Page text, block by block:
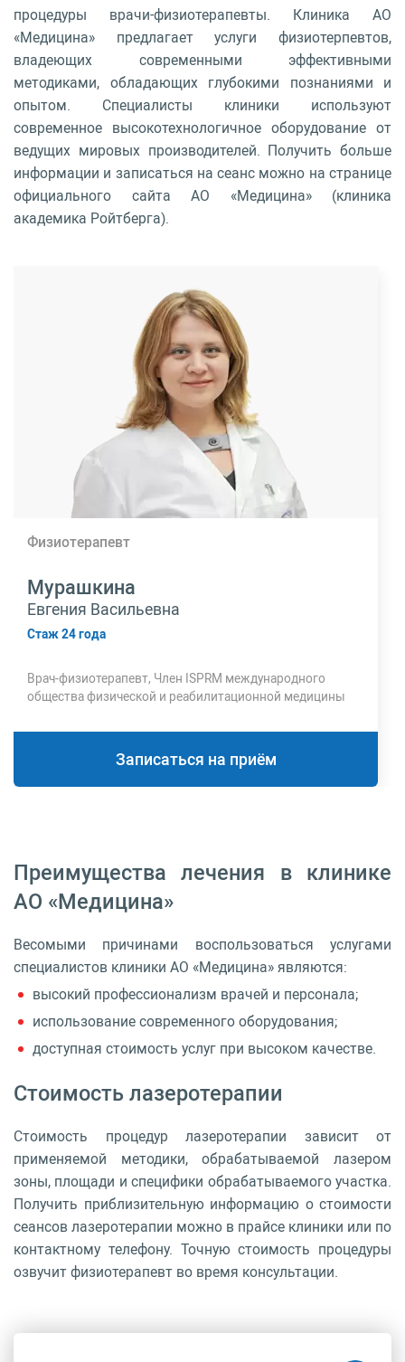
процедуры врачи-физиотерапевты. Клиника АО
«Медицина» предлагает услуги физиотерпевтов,
владеющих современными эффективными
методиками, обладающих глубокими познаниями и
опытом. Специалисты клиники используют
современное высокотехнологичное оборудование от
ведущих мировых производителей. Получить больше
информации и записаться на сеанс можно на странице
официального сайта АО «Медицина» (клиника
академика Ройтберга).
Физиотерапевт
Мурашкина
Евгения Васильевна
Стаж 24 года
Врач-физиотерапевт, Член ISPRM международного
общества физической и реабилитационной медицины
Записаться на приём
Преимущества лечения в клинике
АО «Медицина»
Весомыми причинами воспользоваться услугами
специалистов клиники АО «Медицина» являются:
высокий профессионализм врачей и персонала;
использование современного оборудования;
доступная стоимость услуг при высоком качестве.
Стоимость лазеротерапии
Стоимость процедур лазеротерапии зависит от
применяемой методики, обрабатываемой лазером
зоны, площади и специфики обрабатываемого участка.
Получить приблизительную информацию о стоимости
сеансов лазеротерапии можно в прайсе клиники или по
контактному телефону. Точную стоимость процедуры
озвучит физиотерапевт во время консультации.